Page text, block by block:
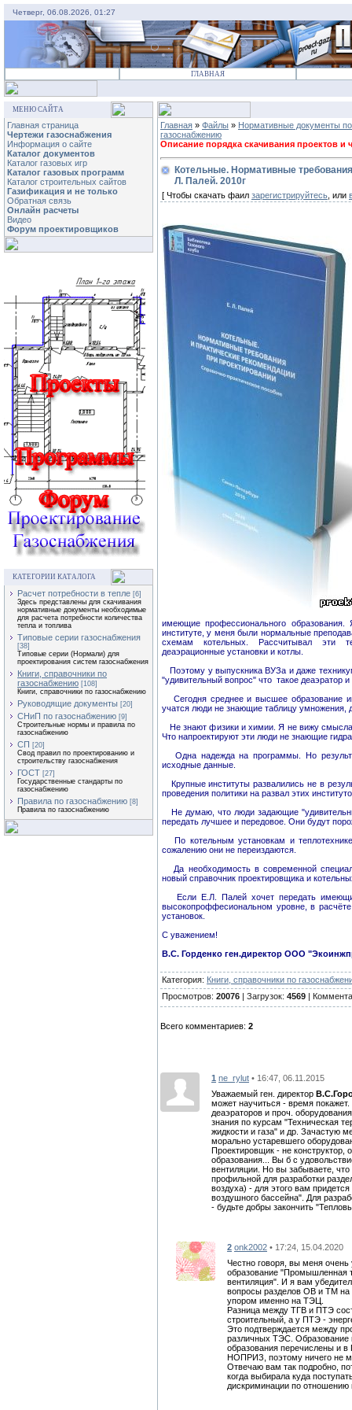
Четверг, 06.08.2026, 01:27
ГЛАВНАЯ
МЕНЮ САЙТА
Главная страница
Чертежи газоснабжения
Информация о сайте
Каталог документов
Каталог газовых игр
Каталог газовых программ
Каталог строительных сайтов
Газификация и не только
Обратная связь
Онлайн расчеты
Видео
Форум проектировщиков
КАТЕГОРИИ КАТАЛОГА
Расчет потребности в тепле [6]
Здесь представлены для скачивания
нормативные документы необходимые
для расчета потребности количества
тепла и топлива
Типовые серии газоснабжения
[38]
Типовые серии (Нормали) для
проектирования систем газоснабжения
Книги, справочники по
газоснабжению [108]
Книги, справочники по газоснабжению
Руководящие документы [20]
СНиП по газоснабжению [9]
Строительные нормы и правила по
газоснабжению
СП [20]
Свод правил по проектированию и
строительству газоснабжения
ГОСТ [27]
Государственные стандарты по
газоснабжению
Правила по газоснабжению [8]
Правила по газоснабжению
Главная » Файлы » Нормативные документы по
газоснабжению
Описание порядка скачивания проектов и
Котельные. Нормативные
Л. Палей. 2010г
[ Чтобы скачать фаил зарегистрируйтесь , или
имеющие профессионального образования.
институте, у меня были нормальные
схемам котельных. Рассчитывал эти
деаэрационные установки и котлы.
Поэтому у выпускника ВУЗа и даже
"удивительный вопрос" что такое деаэратор
Сегодня среднее и высшее образование
учатся люди не знающие таблицу умножения,
Не знают физики и химии. Я не вижу смысла
Что напроектируют эти люди не знающие
Одна надежда на программы. Но
исходные данные.
Крупные институты развалились не в
проведения политики на развал этих
Не думаю, что люди задающие
передать лучшее и передовое. Они будут
По котельным установкам и
сожалению они не переиздаются.
Да необходимость в современной
новый справочник проектировщика и
Если Е.Л. Палей хочет передать
высокопроффесиональном уровне, в
установок.
С уважением!
В.С. Горденко ген.директор ООО
Категория: Книги, справочники по
Просмотров: 20076 | Загрузок: 4569 |
Всего комментариев: 2
1 ne_rylut • 16:47, 06.11.2015
Уважаемый ген. директор
может научиться - время
деаэраторов и проч.
знания по курсам "Техническая
жидкости и газа" и др. Зачастую
морально устаревшего
Проектировщик - не конструктор,
образования... Вы б с
вентиляции. Но вы забываете,
профильной для разработки
воздуха) - для этого вам
воздушного бассейна". Для
- будьте добры закончить
2 onk2002 • 17:24, 15.04.2020
Честно говоря, вы меня
образование "Промышленная
вентиляция". И я вам
вопросы разделов ОВ и ТМ на
упором именно на ТЭЦ.
Разница между ТГВ и ПТЭ
строительный, а у ПТЭ -
Это подтверждается между
различных ТЭС. Образование
образования перечислены и
НОПРИЗ, поэтому ничего не
Отвечаю вам так подробно,
когда выбирала куда
дискриминации по отношению